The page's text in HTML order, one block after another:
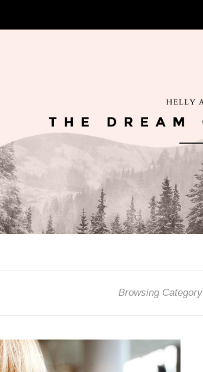
Browsing Category